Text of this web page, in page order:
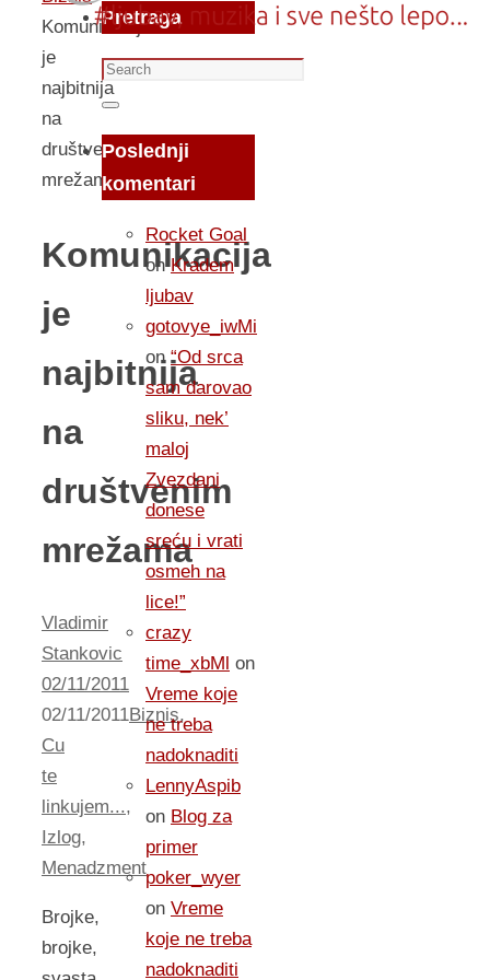
Komunikacija
je
najbitnija
na
društvenim
mrežama
Komunikacija
je
najbitnija
na
društvenim
mrežama
Vladimir
Stankovic
02/11/2011
02/11/2011Biznis,
Cu
te
linkujem...,
Izlog,
Menadzment
Brojke,
brojke,
Pretraga
Search
for:
Search
Poslednji
komentari
Rocket Goal
onKradem
ljubav
gotovye_iwMi
on “Od srca
sam darovao
sliku, nek’
maloj
Zvezdani
donese
sreću i vrati
osmeh na
lice!”
crazy
time_xbMl on
Vreme koje
ne treba
nadoknaditi
LennyAspib
on Blog za
primer
poker_wyer
on Vreme
koje ne treba
nadoknaditi